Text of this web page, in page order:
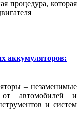
процедура, которая
аккумуляторов:
– незаменимые
от автомобилей и
и систем